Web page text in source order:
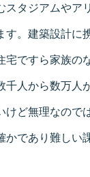
スタジアムやア
す。建築設計に
宅ですら家族の
千人から数万人
けど無理なので
であり難しい